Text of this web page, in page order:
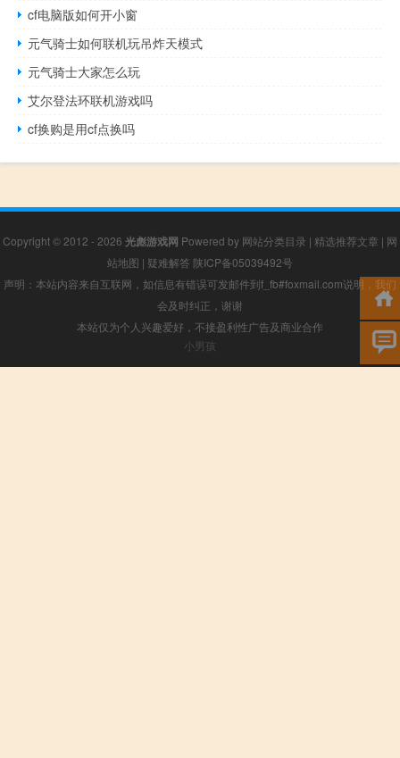
cf电脑版如何开小窗
元气骑士如何联机玩吊炸天模式
元气骑士大家怎么玩
艾尔登法环联机游戏吗
cf换购是用cf点换吗
Copyright © 2012 - 2026 光彪游戏网 Powered by 网站分类目录 | 精选推荐文章 | 网
站地图 | 疑难解答 陕ICP备05039492号
声明：本站内容来自互联网，如信息有错误可发邮件到f_fb#foxmail.com说明，我们
会及时纠正，谢谢
本站仅为个人兴趣爱好，不接盈利性广告及商业合作
小男孩